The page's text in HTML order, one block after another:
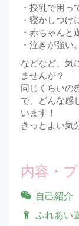
・授乳で困っ
・寝かしつけ
・赤ちゃんと
・泣きが強い
などなど、気
ませんか？
同じくらいの
で、どんな感
います！
きっとよい気
内容・
自己紹介
ふれあい